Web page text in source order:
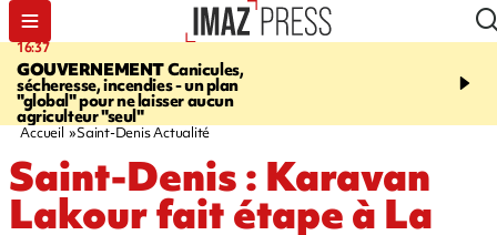
16:37
GOUVERNEMENTCanicules,
sécheresse, incendies - un plan
"global" pour ne laisser aucun
agriculteur "seul"
20:23
interpellé, coprs
Accueil Saint-Denis Actualité
Saint-Denis : Karavan
Lakour fait étape à La